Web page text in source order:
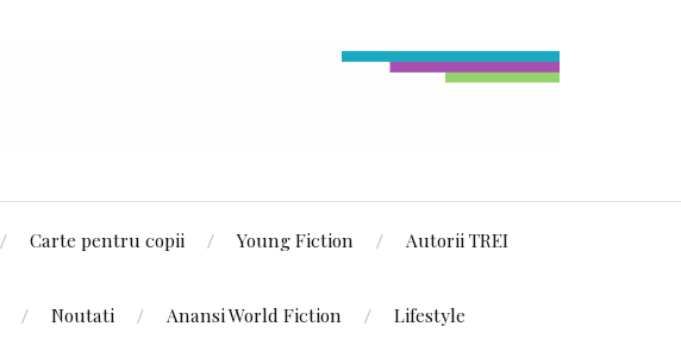
Carte pentru copii Young Fiction Autorii TREI
Noutati Anansi World Fiction Lifestyle